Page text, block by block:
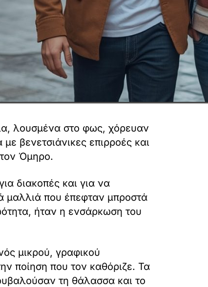
λουσμένα στο φως, χόρευαν
βενετσιάνικες επιρροές και
τον Όμηρο.
διακοπές και για να
μαλλιά που έπεφταν μπροστά
ήταν η ενσάρκωση του
μικρού, γραφικού
ποίηση που τον καθόριζε. Τα
τη θάλασσα και το